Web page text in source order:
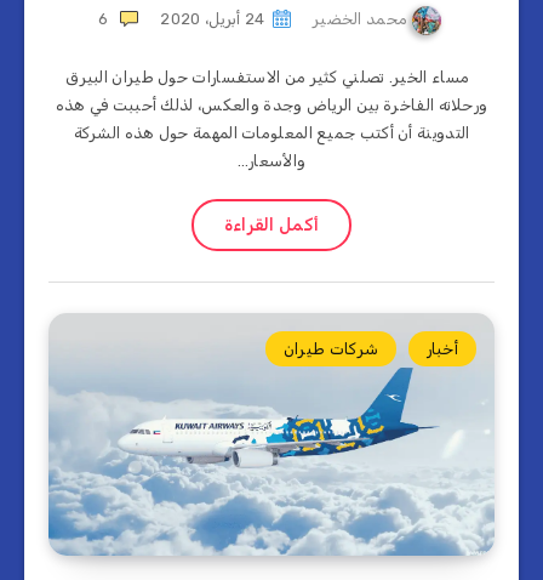
محمد الخضير 24 أبريل، 2020 6
مساء الخير. تصلني كثير من الاستفسارات حول طيران البيرق
ورحلاته الفاخرة بين الرياض وجدة والعكس، لذلك أحببت في هذه
التدوينة أن أكتب جميع المعلومات المهمة حول هذه الشركة
والأسعار…
أكمل القراءة
أخبار شركات طيران